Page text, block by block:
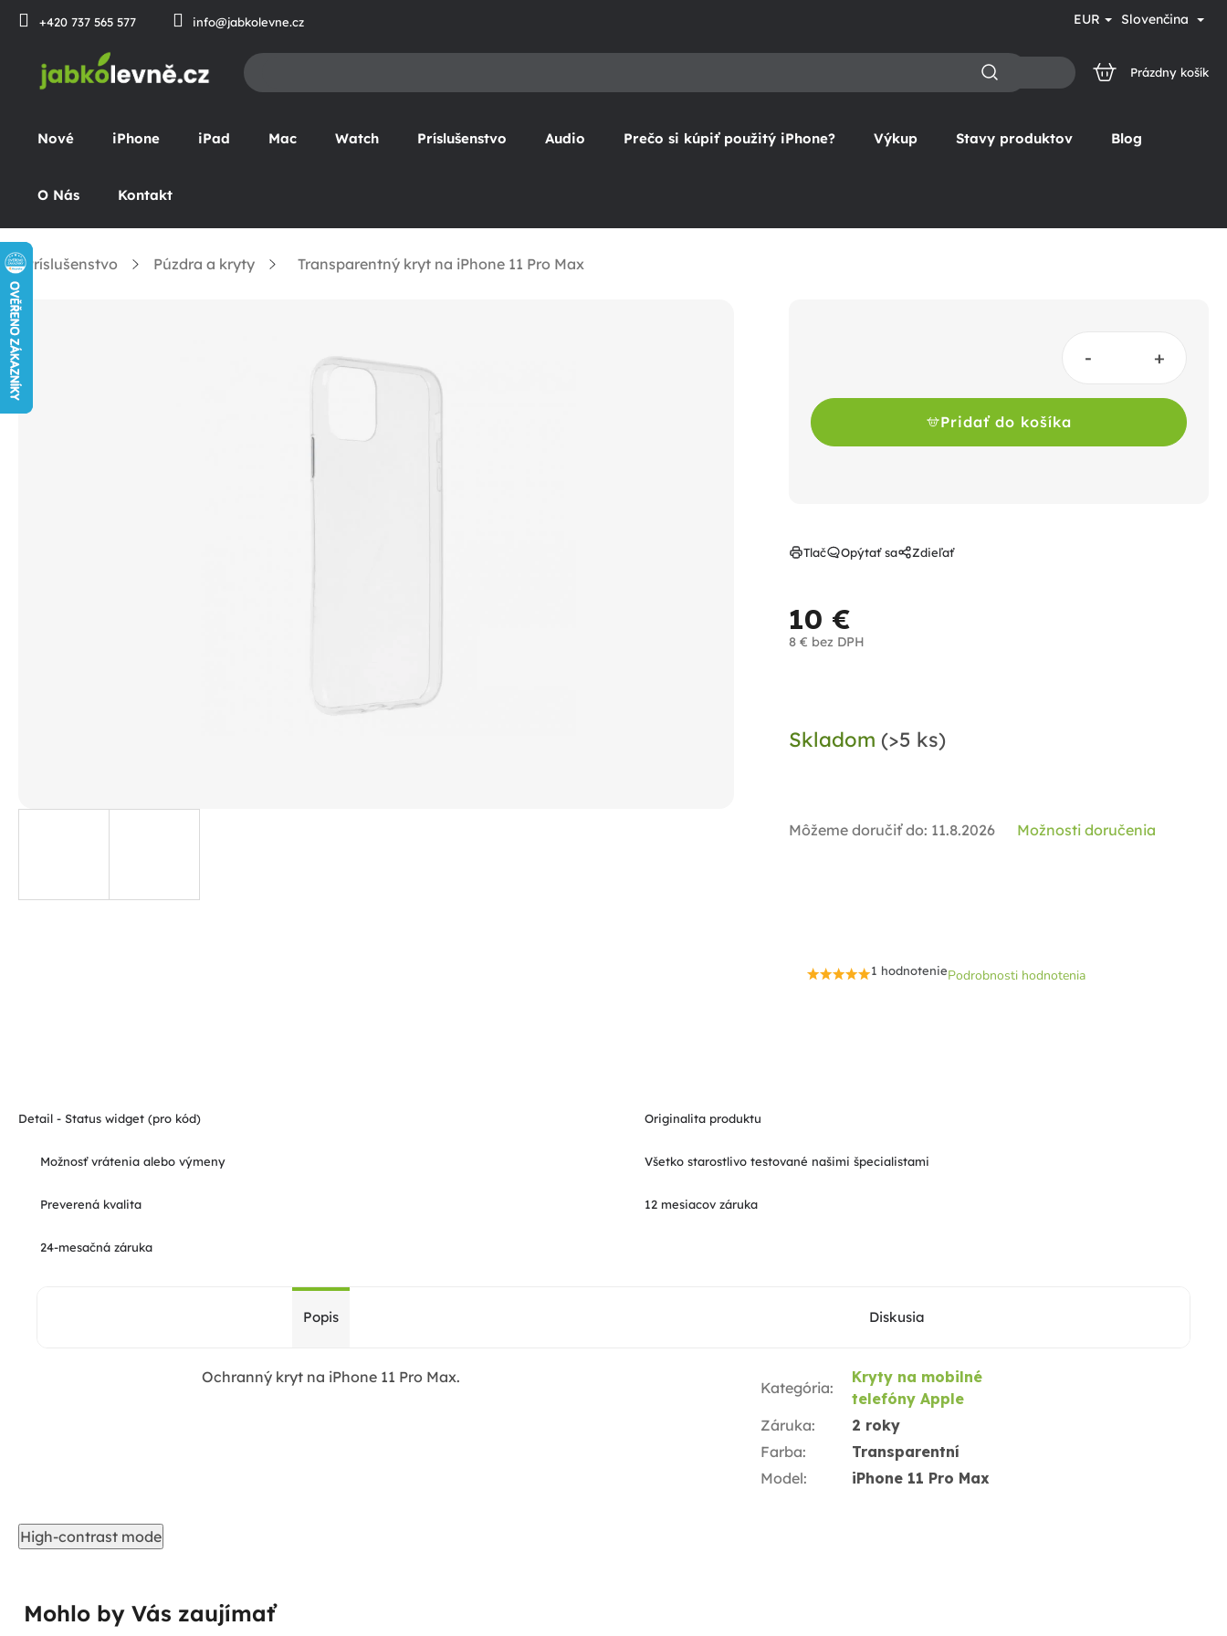
Prejsť
+420 737 565 577 info@jabkolevne.cz EUR Slovenčina
NÁKUPNÝ
Prázdny košík
Nové iPhone iPad Mac Watch Príslušenstvo Audio Prečo si kúpiť použitý iPhone? Výkup Stavy produktov Blog
O Nás Kontakt
Príslušenstvo Púzdra a kryty Transparentný kryt na iPhone 11 Pro Max
Priemerné
1 hodnoteniePodrobnosti hodnotenia
10 €
8 € bez DPH
Skladom (>5 ks)
Môžeme doručiť do: 11.8.2026 Možnosti doručenia
Pridať do košíka
Tlač Opýtať sa Zdieľať
Detail - Status widget (pro kód) Originalita produktu
Možnosť vrátenia alebo výmeny Všetko starostlivo testované našimi špecialistami
Preverená kvalita 12 mesiacov záruka
24-mesačná záruka
Popis Diskusia
Ochranný kryt na iPhone 11 Pro Max.
Kategória:
Kryty na mobilné
telefóny Apple
Záruka:
2 roky
Farba:
Transparentní
Model: iPhone 11 Pro Max
High-contrast mode
Mohlo by Vás zaujímať